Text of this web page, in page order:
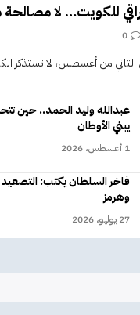
للكويت… لا
0
الثاني من أغسطس، لا تستذكر
عبدالله وليد الحمد.. حين
يبني الأوطان
1 أغسطس، 2026
فاخر السلطان يكتب:
وهرمز
27 يوليو، 2026